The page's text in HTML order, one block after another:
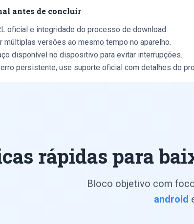
antes de concluir
oficial e integridade do processo de download.
múltiplas versões ao mesmo tempo no aparelho.
disponível no dispositivo para evitar interrupções.
persistente, use suporte oficial com detalhes do
rápidas para
Bloco objetivo com
android